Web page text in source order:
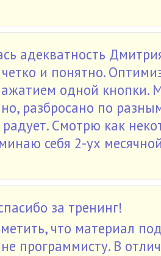
адекватность
и понятно.
одной кнопки.
разбросано по
Смотрю как
себя 2-ух
за тренинг!
что материал
программисту. В